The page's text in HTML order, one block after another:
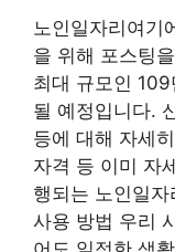
노인일자리여기
을 위해 포스팅
최대 규모인
될 예정입니다.
등에 대해 자세
자격 등 이미 자
행되는 노인일
사용 방법 우리